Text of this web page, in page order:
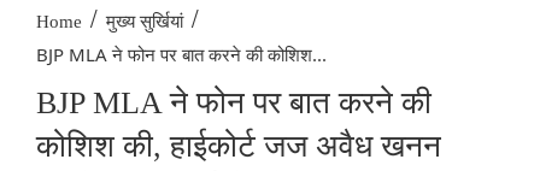
Home / मुख्य सुर्खियां /
BJP MLA ने फोन पर बात करने की कोशिश...
BJP MLA ने फोन पर बात करने की
कोशिश की, हाईकोर्ट जज अवैध खनन